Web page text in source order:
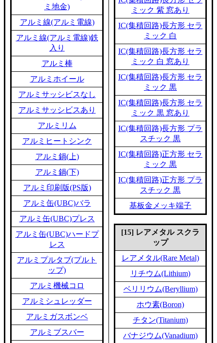
ミ地金)
アルミ線(アルミ電線)
アルミ線(アルミ電線)鉄
入り
アルミ棒
アルミホイール
アルミサッシビスなし
アルミサッシビスあり
アルミリム
アルミヒートシンク
アルミ鍋(上)
アルミ鍋(下)
アルミ印刷版(PS版)
アルミ缶(UBC)バラ
アルミ缶(UBC)プレス
アルミ缶(UBC)ハードプ
レス
アルミプルタブ(プルト
ップ)
アルミ機械コロ
アルミシュレッダー
アルミガスボンベ
アルミブスバー
ミック 紫 窓あり
IC(集積回路)長方形 セラ
ミック 白
IC(集積回路)長方形 セラ
ミック 白 窓あり
IC(集積回路)長方形 セラ
ミック 黒
IC(集積回路)長方形 セラ
ミック 黒 窓あり
IC(集積回路)長方形 プラ
スチック 黒
IC(集積回路)正方形 セラ
ミック 黒
IC(集積回路)正方形 プラ
スチック 黒
基板金メッキ端子
[15] レアメタル スクラ
ップ
レアメタル(Rare Metal)
リチウム(Lithium)
ベリリウム(Beryllium)
ホウ素(Boron)
チタン(Titanium)
バナジウム(Vanadium)